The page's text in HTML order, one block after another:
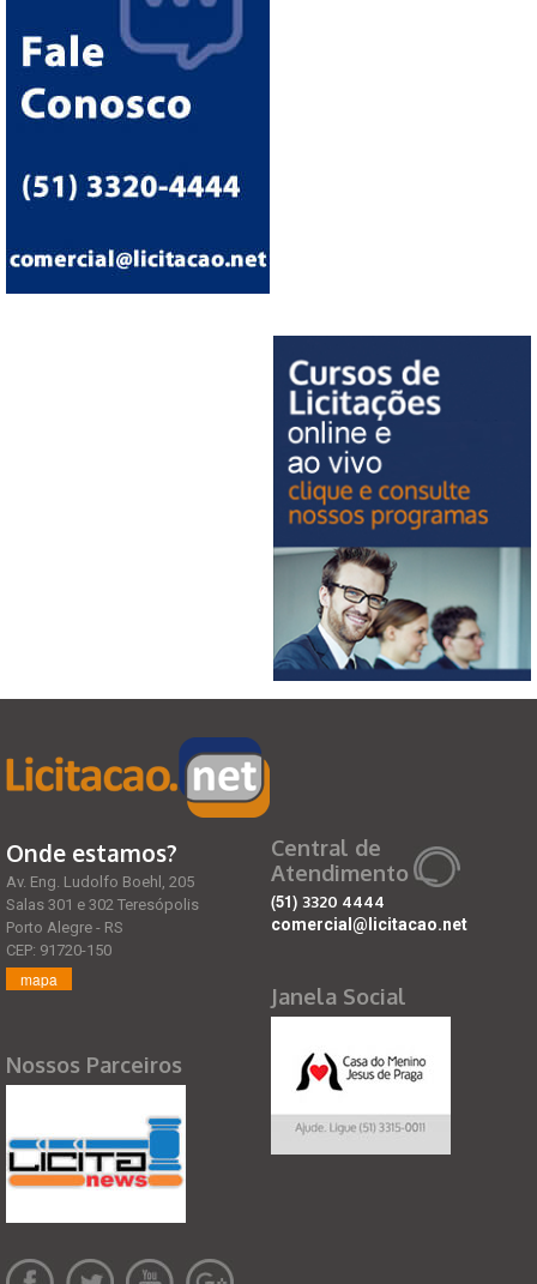
Onde estamos?
Av. Eng. Ludolfo Boehl, 205
Salas 301 e 302 Teresópolis
Porto Alegre - RS
CEP: 91720-150
mapa
Nossos Parceiros
Central de
Atendimento
(51) 3320 4444
comercial@licitacao.net
Janela Social